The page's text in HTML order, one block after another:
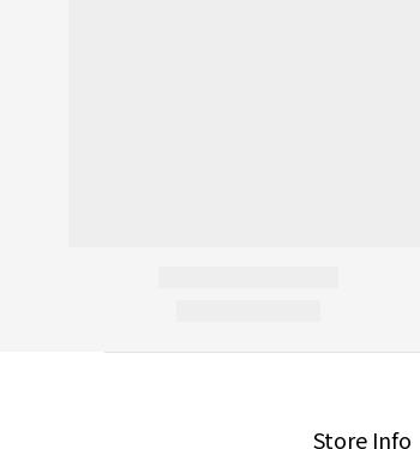
Store Info